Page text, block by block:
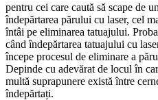
pentru cei care caută să scape de
îndepărtarea părului cu laser, cel
întâi pe eliminarea tatuajului.
când îndepărtarea tatuajului cu
începe procesul de eliminare a
Depinde cu adevărat de locul în
multă suprapunere există între
îndepărtați.